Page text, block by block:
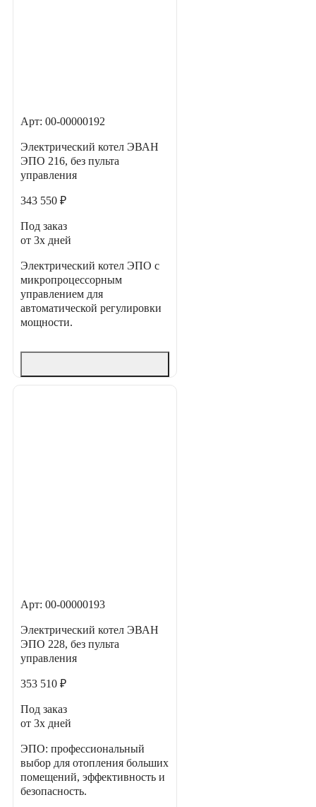
Арт: 00-00000192
Электрический котел ЭВАН
ЭПО 216, без пульта
управления
343 550 ₽
Под заказ
от 3х дней
Электрический котел ЭПО с
микропроцессорным
управлением для
автоматической регулировки
мощности.
Арт: 00-00000193
Электрический котел ЭВАН
ЭПО 228, без пульта
управления
353 510 ₽
Под заказ
от 3х дней
ЭПО: профессиональный
выбор для отопления больших
помещений, эффективность и
безопасность.